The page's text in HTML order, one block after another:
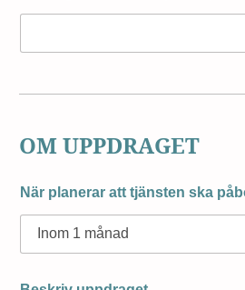
OM UPPDRAGET
När planerar att tjänsten ska